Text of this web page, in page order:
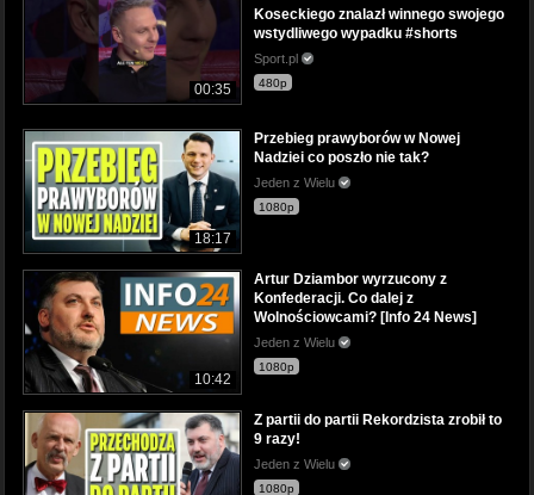
00:35
Koseckiego znalazł winnego swojego
wstydliwego wypadku #shorts
Sport.pl
480p
18:17
Przebieg prawyborów w Nowej
Nadziei co poszło nie tak?
Jeden z Wielu
1080p
10:42
Artur Dziambor wyrzucony z
Konfederacji. Co dalej z
Wolnościowcami? [Info 24 News]
Jeden z Wielu
1080p
Z partii do partii Rekordzista zrobił to
9 razy!
Jeden z Wielu
1080p